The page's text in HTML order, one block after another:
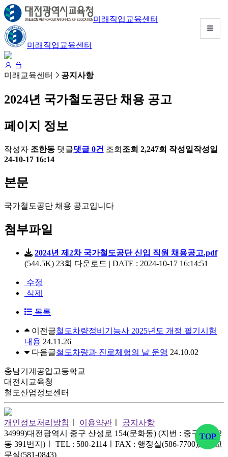
미래직업교육센터
미래직업교육센터
MENU
LIST
소
육
정
학
습
진
로
게
시
판
전
체
메
열
기
미래교육센터 공지사항
2024년 국가철도공단 채용 공고
페이지 정보
작성자 조한동 댓글댓글 0건 조회 조회 2,247회 작성일 작성일
24-10-17 16:14
본문
국가철도공단 채용 공고입니다
첨부파일
2024년 제2차 국가철도공단 신입 직원 채용공고.pdf
(544.5K) 23회 다운로드 | DATE : 2024-10-17 16:14:51
수정
삭제
목록
이전글철도차량정비기능사 2025년도 개정 필기시험
내용 24.11.26
다음글철도차량과 진로체험의 날 운영 24.10.02
TOP
충남기계공업고등학교
대전시교육청
철도산업정보센터
개인정보처리방침 이용약관
공지사항
34999)대전광역시 중구 산성로 154(문화동) (지번 : 중구 문화2
동 391번지)
TEL : 580-2114
FAX : 행정실(586-7700), 제1교
무실(581-0843)